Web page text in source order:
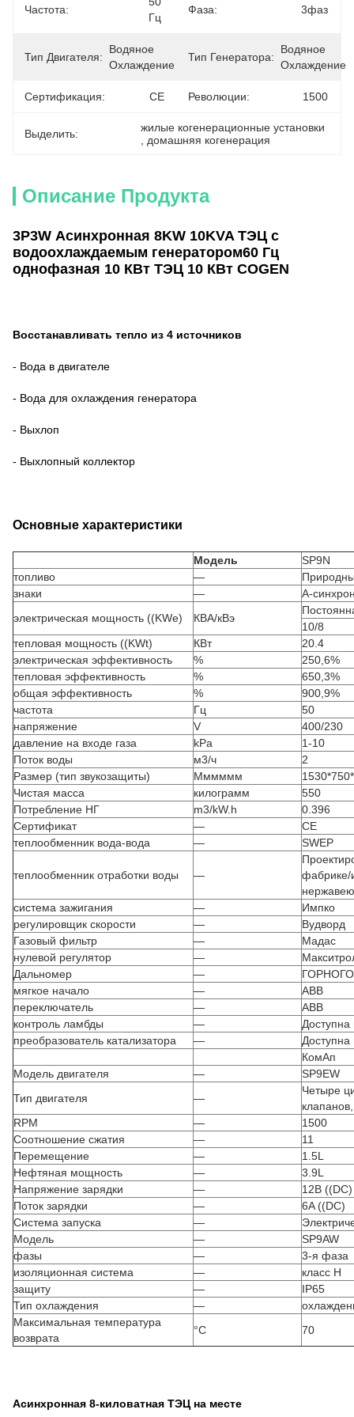
Частота:
Гц
Фаза: 3фаз
Тип Двигателя:
Водяное
Охлаждение
Тип Генератора:
Водяное
Охлаждение
Сертификация: CE Революции: 1500
Выделить:
жилые когенерационные установки
домашняя когенерация
Описание Продукта
3P3W Асинхронная 8KW 10KVA ТЭЦ с
водоохлаждаемым генератором60 Гц
однофазная 10 КВт ТЭЦ 10 КВт COGEN
Восстанавливать тепло из 4 источников
- Вода в двигателе
- Вода для охлаждения генератора
- Выхлоп
- Выхлопный коллектор
Основные характеристики
Модель
SP9N
топливо
—
знаки
—
А-
электрическая мощность ((KWe)
КВА/кВэ
10/8
тепловая мощность ((KWt)
КВт
20.4
электрическая эффективность
%
250,6%
тепловая эффективность
%
650,3%
общая эффективность
%
900,9%
частота
Гц
50
напряжение
V
400/230
давление на входе газа
kPa
1-10
Поток воды
м3/ч
2
Размер (тип звукозащиты)
Мммммм
Чистая масса
килограмм
550
Потребление НГ
m3/kW.h
0.396
Сертификат
—
CE
теплообменник вода-вода
— SWEP
теплообменник отработки воды —
фабрике/
система зажигания
—
Импко
регулировщик скорости
—
Вудворд
Газовый фильтр
—
Мадас
нулевой регулятор
—
Дальномер
—
ГОРНОГО
мягкое начало
—
ABB
переключатель
—
ABB
контроль ламбды
—
Доступна
преобразователь катализатора
—
Доступна
КомАп
Модель двигателя
—
SP9EW
Тип двигателя
—
Четыре
RPM
—
1500
Соотношение сжатия
—
11
Перемещение
—
1.5L
Нефтяная мощность
—
3.9L
Напряжение зарядки
—
12В ((DC)
Поток зарядки
—
6A ((DC)
Система запуска
—
Модель
—
SP9AW
фазы
—
3-я фаза
изоляционная система
—
класс H
защиту
—
IP65
Тип охлаждения
—
Максимальная температура
возврата
°C 70
Асинхронная 8-киловатная ТЭЦ на месте